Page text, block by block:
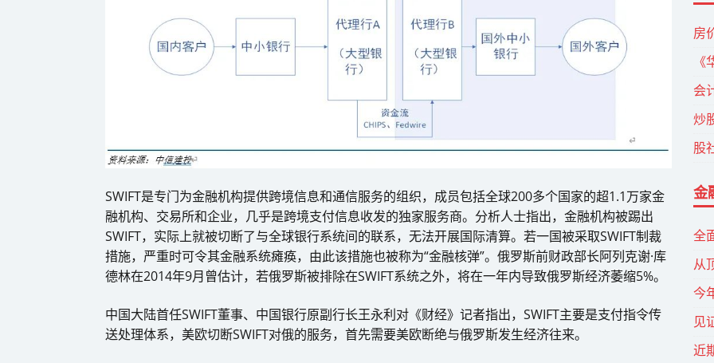
SWIFT是专门为金融机构提供跨境信息和通信服务的组织，成员包括全球200多个国家的超1.1万家金
融机构、交易所和企业，几乎是跨境支付信息收发的独家服务商。分析人士指出，金融机构被踢出
SWIFT，实际上就被切断了与全球银行系统间的联系，无法开展国际清算。若一国被采取SWIFT制裁
措施，严重时可令其金融系统瘫痪，由此该措施也被称为“金融核弹”。俄罗斯前财政部长阿列克谢·库
德林在2014年9月曾估计，若俄罗斯被排除在SWIFT系统之外，将在一年内导致俄罗斯经济萎缩5%。
中国大陆首任SWIFT董事、中国银行原副行长王永利对《财经》记者指出，SWIFT主要是支付指令传
送处理体系，美欧切断SWIFT对俄的服务，首先需要美欧断绝与俄罗斯发生经济往来。
房
会
炒
股
金
全
从
今
见
近